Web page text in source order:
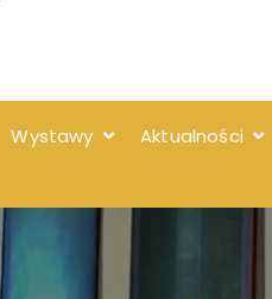
Wystawy Aktualności